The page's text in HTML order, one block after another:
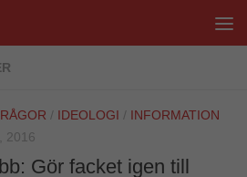
/ IDEOLOGI / INFORMATION
2016
Gör facket igen till